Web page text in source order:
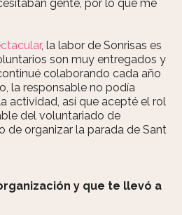
gente, por lo que me
, la labor de Sonrisas es
son muy entregados y
colaborando cada año
la responsable no podía
actividad, así que acepté el rol
del voluntariado de
de organizar la parada de Sant
y que te llevó a